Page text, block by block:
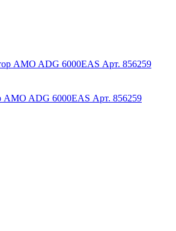
AMO ADG 6000EAS Арт. 856259